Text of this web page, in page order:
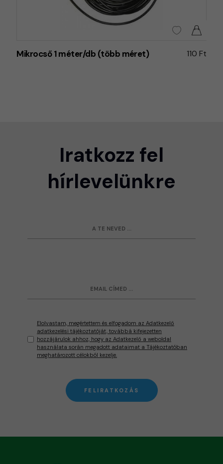
Mikrocső 1 méter/db (több méret) 110 Ft
Iratkozz fel
hírlevelünkre
Elolvastam, megértettem és elfogadom az Adatkezelő
adatkezelési tájékoztatóját, továbbá kifejezetten
hozzájárulok ahhoz, hogy az Adatkezelő a weboldal
használata során megadott adataimat a Tájékoztatóban
meghatározott célokból kezelje.
FELIRATKOZÁS